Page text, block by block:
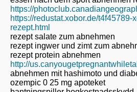
https://
https://redustat.xobor.de/
rezept.html
rezept salate zum abnehmen
rezept ingwer und zimt zum
rezept protein abnehmen
http://
abnehmen mit hashimoto und
ozempic 0 25 mg apoteket